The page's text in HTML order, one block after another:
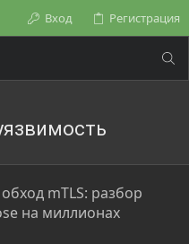
Вход Регистрация
mTLS: разбор
на миллионах